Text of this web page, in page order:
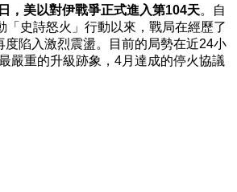
，美以對伊戰爭正式進入第104天。自
「史詩怒火」行動以來，戰局在經歷了
度陷入激烈震盪。目前的局勢在近24小
嚴重的升級跡象，4月達成的停火協議